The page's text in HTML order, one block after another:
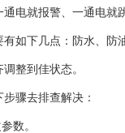
电就报警、一通电
如下几点：防水、
整到佳状态。
骤去排查解决：
数。